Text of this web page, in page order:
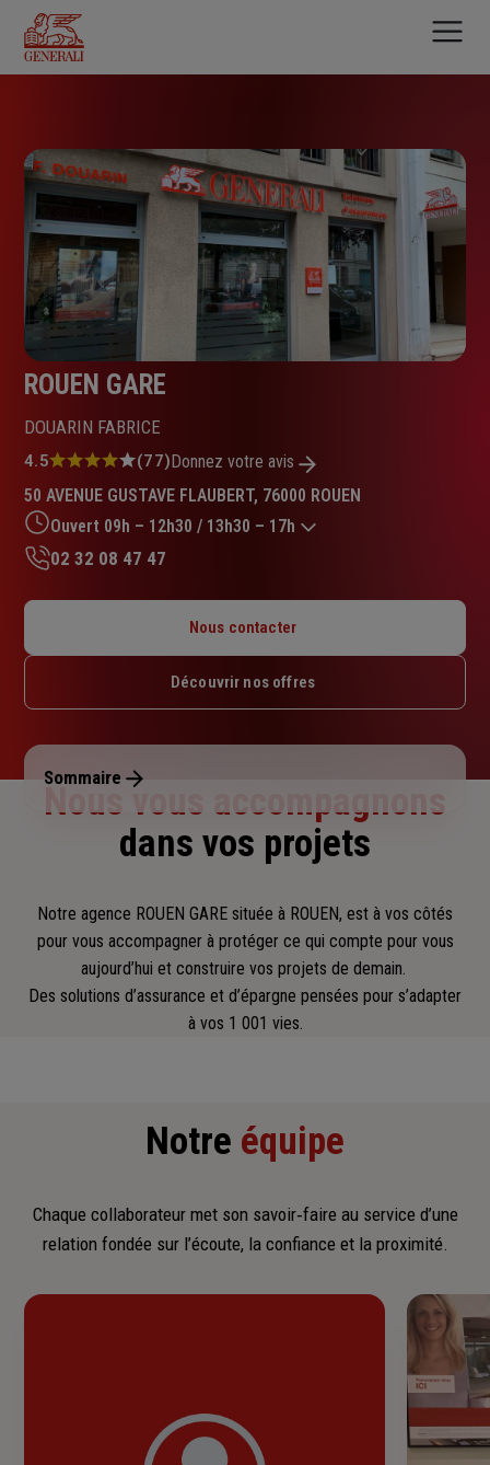
contenu
principal
ROUEN GARE
DOUARIN FABRICE
Note
4.5
sur
5
étoiles
4.5 (77)Donnez votre avis
50 AVENUE GUSTAVE FLAUBERT, 76000 ROUEN
Ouvert 09h – 12h30 / 13h30 – 17h
Mardi : 09h – 12h30 / 13h30 – 17h
Jeudi : 09h – 12h30 / 13h30 – 17h
Dimanche : Fermé
02 32 08 47 47
Nous contacter
Découvrir nos offres
Sommaire
Nous vous accompagnons
dans vos projets
Notre agence ROUEN GARE située à ROUEN, est à vos côtés
pour vous accompagner à protéger ce qui compte pour vous
aujourd’hui et construire vos projets de demain.
Des solutions d’assurance et d’épargne pensées pour s’adapter
à vos 1 001 vies.
Notre équipe
Chaque collaborateur met son savoir‑faire au service d’une
relation fondée sur l’écoute, la confiance et la proximité.